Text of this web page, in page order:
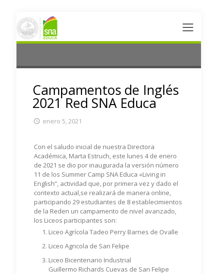
Campamentos de Inglés
2021 Red SNA Educa
enero 5, 2021
Con el saludo inicial de nuestra Directora
Académica, Marta Estruch, este lunes 4 de enero
de 2021 se dio por inaugurada la versión número
11 de los Summer Camp SNA Educa «Living in
English”, actividad que, por primera vez y dado el
contexto actual,se realizará de manera online,
participando 29 estudiantes de 8 establecimientos
de la Reden un campamento de nivel avanzado,
los Liceos participantes son:
Liceo Agrícola Tadeo Perry Barnes de Ovalle
Liceo Agricola de San Felipe
Liceo Bicentenario Industrial
Guillermo Richards Cuevas de San Felipe